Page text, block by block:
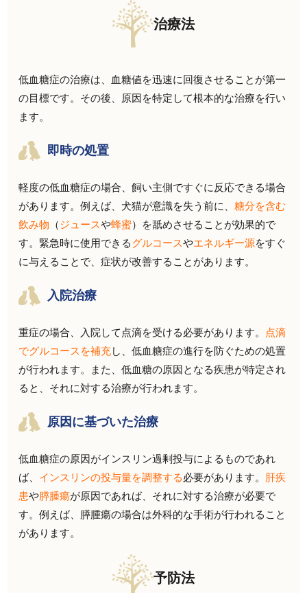
治療法
低血糖症の治療は、血糖値を迅速に回復させることが第一
の目標です。その後、原因を特定して根本的な治療を行い
ます。
即時の処置
軽度の低血糖症の場合、飼い主側ですぐに反応できる場合
があります。例えば、犬猫が意識を失う前に、糖分を含む
飲み物 （ジュースや蜂蜜）を舐めさせることが効果的で
す。緊急時に使用できるグルコースやエネルギー源をすぐ
に与えることで、症状が改善することがあります。
入院治療
重症の場合、入院して点滴を受ける必要があります。 点滴
でグルコースを補充し、低血糖症の進行を防ぐための処置
が行われます。また、低血糖の原因となる疾患が特定され
ると、それに対する治療が行われます。
原因に基づいた治療
低血糖症の原因がインスリン過剰投与によるものであれ
ば、 インスリンの投与量を調整する必要があります。 肝疾
患や膵腫瘍が原因であれば、それに対する治療が必要で
す。例えば、膵腫瘍の場合は外科的な手術が行われること
があります。
予防法